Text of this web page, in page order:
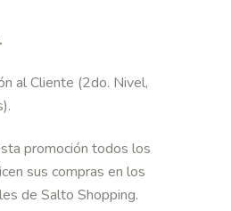
al Cliente (2do. Nivel,
promoción todos los
sus compras en los
de Salto Shopping.